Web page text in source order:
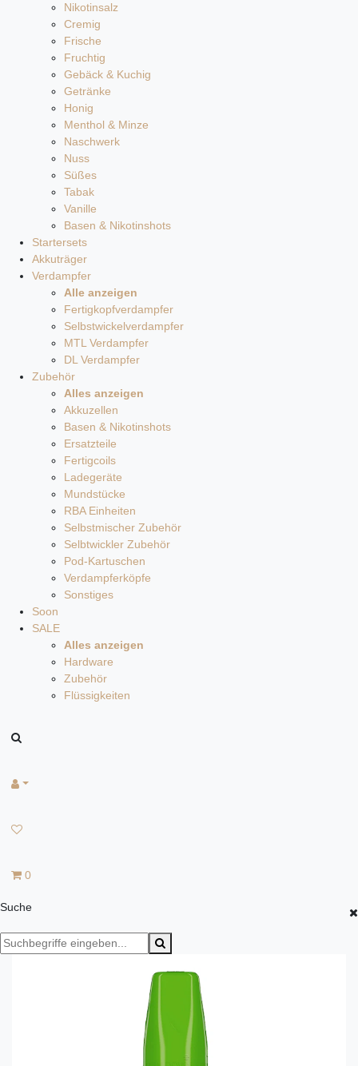
Nikotinsalz
Cremig
Frische
Fruchtig
Gebäck & Kuchig
Getränke
Honig
Menthol & Minze
Naschwerk
Nuss
Süßes
Tabak
Vanille
Basen & Nikotinshots
Startersets
Akkuträger
Verdampfer
Alle anzeigen
Fertigkopfverdampfer
Selbstwickelverdampfer
MTL Verdampfer
DL Verdampfer
Zubehör
Alles anzeigen
Akkuzellen
Basen & Nikotinshots
Ersatzteile
Fertigcoils
Ladegeräte
Mundstücke
RBA Einheiten
Selbstmischer Zubehör
Selbtwickler Zubehör
Pod-Kartuschen
Verdampferköpfe
Sonstiges
Soon
SALE
Alles anzeigen
Hardware
Zubehör
Flüssigkeiten
0
Suche